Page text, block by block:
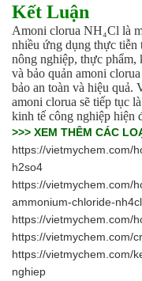
Kết Luận
Amoni clorua NH₄Cl là
nhiều ứng dụng thực
nông nghiệp, thực
và bảo quản amoni
bảo an toàn và hiệu quả.
amoni clorua sẽ tiếp tục
kinh tế công nghiệp hiện
>>> XEM THÊM CÁC
https://vietmychem.com/
h2so4
https://vietmychem.com/
ammonium-chloride-nh4cl
https://vietmychem.com/
https://vietmychem.com/
https://vietmychem.com/
nghiep